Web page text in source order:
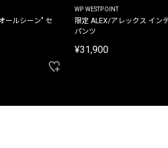
ールシーン" セ
WP WESTPOINT
限定 ALEX/アレックス イン
パンツ
¥31,900